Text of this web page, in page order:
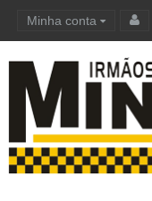
Minha conta